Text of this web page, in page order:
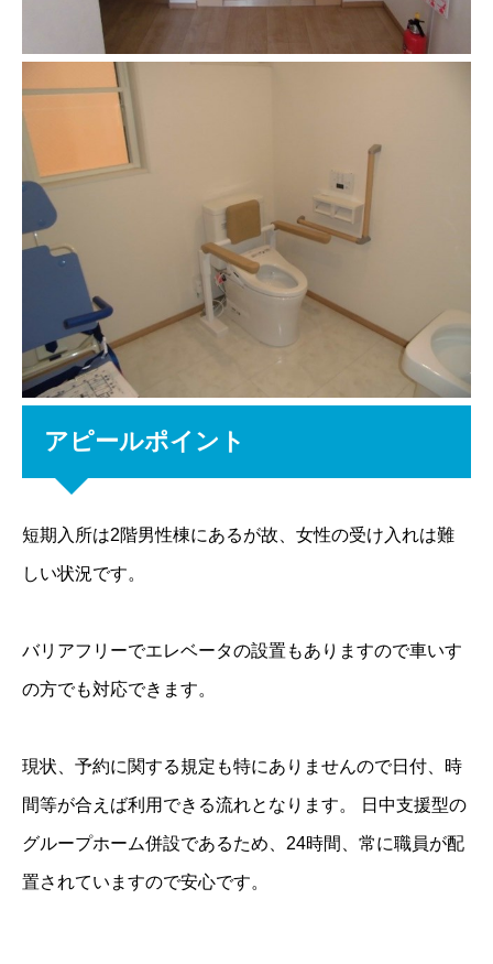
アピールポイント
短期入所は2階男性棟にあるが故、女性の受け入れは難
しい状況です。
バリアフリーでエレベータの設置もありますので車いす
の方でも対応できます。
現状、予約に関する規定も特にありませんので日付、時
間等が合えば利用できる流れとなります。 日中支援型の
グループホーム併設であるため、24時間、常に職員が配
置されていますので安心です。